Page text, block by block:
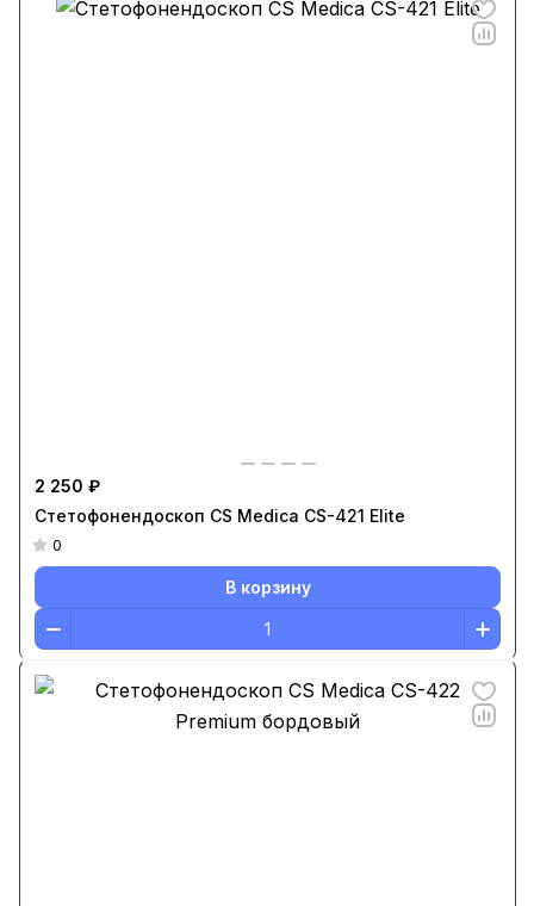
2 250 ₽
Стетофонендоскоп CS Medica CS-421 Elite
0
В корзину